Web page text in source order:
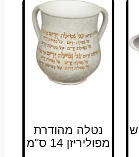
נטלה מהודרת
מפוליריזן 14 ס"מ